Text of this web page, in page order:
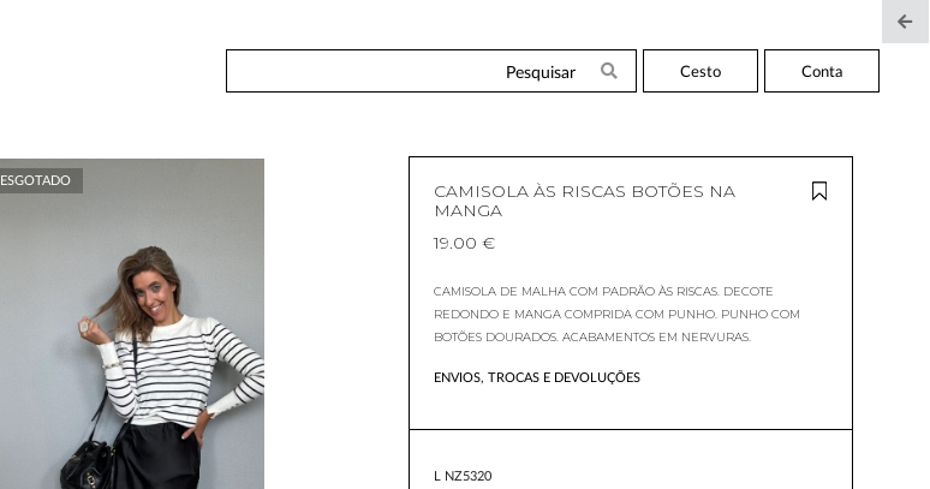
Cesto Conta
ESGOTADO
CAMISOLA ÀS RISCAS BOTÕES NA
MANGA
19.00 €
CAMISOLA DE MALHA COM PADRÃO ÀS RISCAS. DECOTE
REDONDO E MANGA COMPRIDA COM PUNHO. PUNHO COM
BOTÕES DOURADOS. ACABAMENTOS EM NERVURAS.
ENVIOS, TROCAS E DEVOLUÇÕES
L NZ5320